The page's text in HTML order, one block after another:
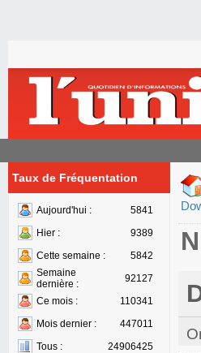
Taux de Fréquentation
Aujourd'hui :
5841
Hier :
9389
Cette semaine :
5842
Semaine
dernière :
92127
Ce mois :
110341
Mois dernier :
447011
Tous :
24906425